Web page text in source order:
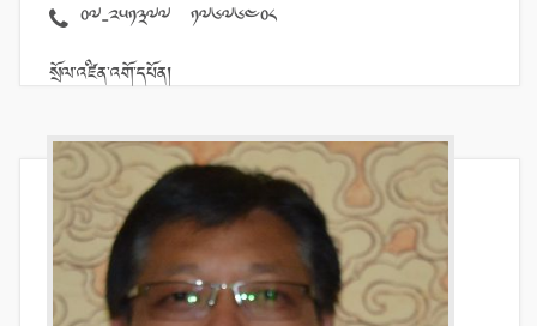
07-251377 17676408
སྲོལ་འཛིན་འགོ་དཔོན།